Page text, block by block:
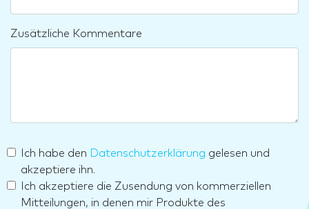
Zusätzliche Kommentare
Ich habe den Datenschutzerklärung gelesen und
akzeptiere ihn.
Ich akzeptiere die Zusendung von kommerziellen
Mitteilungen, in denen mir Produkte des